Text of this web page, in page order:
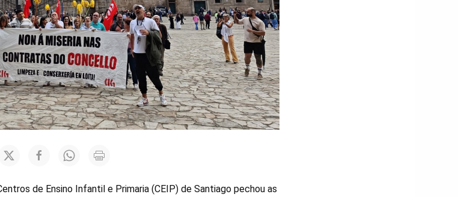
de Ensino Infantil e Primaria (CEIP) de Santiago pechou as